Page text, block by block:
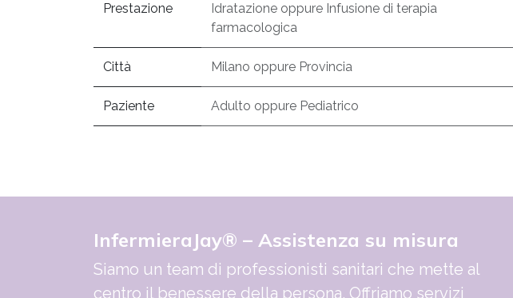
Prestazione Idratazione oppure Infusione di terapia
farmacologica
Città Milano oppure Provincia
Paziente Adulto oppure Pediatrico
InfermieraJay® – Assistenza su misura
Siamo un team di professionisti sanitari che mette al
centro il benessere della persona. Offriamo servizi